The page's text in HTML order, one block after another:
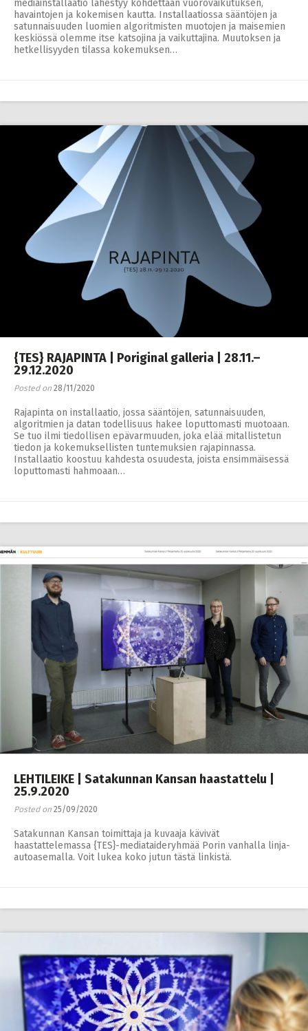
mediainstallaatio lähestyy kohdettaan vuorovaikutuksen,
havaintojen ja kokemisen kautta. Installaatiossa sääntöjen ja
satunnaisuuden luomien algoritmisten muotojen ja maisemien
keskiössä olemme itse katsojina ja vaikuttajina. Muutoksen ja
hetkellisyyden tilassa kokemuksen…
{TES} RAJAPINTA | Poriginal galleria | 28.11.–
29.12.2020
Posted on 28/11/2020
Rajapinta on installaatio, jossa sääntöjen, satunnaisuuden,
algoritmien ja datan todellisuus hakee loputtomasti muotoaan.
Se tuo ilmi tiedollisen epävarmuuden, joka elää mitallistetun
tiedon ja kokemuksellisten tuntemuksien rajapinnassa.
Installaatio koostuu kahdesta osuudesta, joista ensimmäisessä
loputtomasti hahmoaan…
LEHTILEIKE | Satakunnan Kansan haastattelu |
25.9.2020
Posted on 25/09/2020
Satakunnan Kansan toimittaja ja kuvaaja kävivät
haastattelemassa {TES}-mediataideryhmää Porin vanhalla linja-
autoasemalla. Voit lukea koko jutun tästä linkistä.